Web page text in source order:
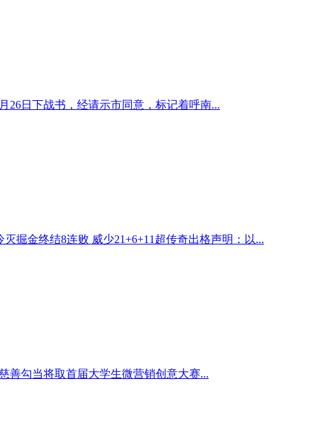
26日下战书，经请示市同意，标记着呼南...
掘金终结8连败 威少21+6+11超传奇出格声明：以...
善勾当将取首届大学生微营销创意大赛...